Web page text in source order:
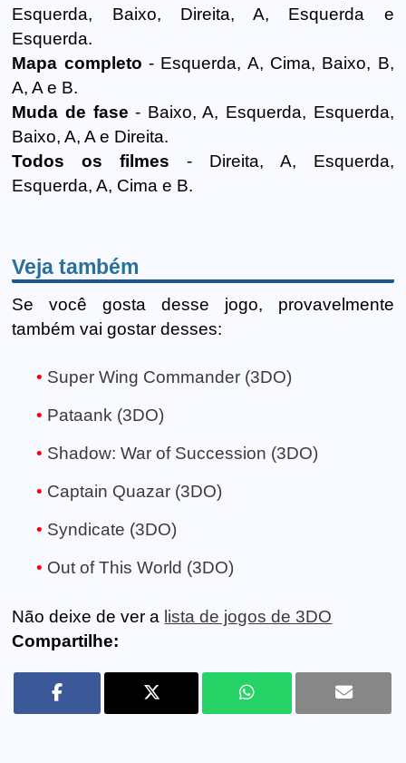
Esquerda, Baixo, Direita, A, Esquerda e
Esquerda.
Mapa completo - Esquerda, A, Cima, Baixo, B,
A, A e B.
Muda de fase - Baixo, A, Esquerda, Esquerda,
Baixo, A, A e Direita.
Todos os filmes - Direita, A, Esquerda,
Esquerda, A, Cima e B.
Veja também
Se você gosta desse jogo, provavelmente
também vai gostar desses:
Super Wing Commander (3DO)
Pataank (3DO)
Shadow: War of Succession (3DO)
Captain Quazar (3DO)
Syndicate (3DO)
Out of This World (3DO)
Não deixe de ver a lista de jogos de 3DO
Compartilhe: